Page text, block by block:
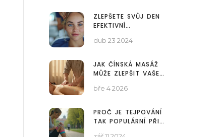
ZLEPŠETE SVŮJ DEN
EFEKTIVNÍ
MASÁŽÍ
dub 23 2024
JAK ČÍNSKÁ MASÁŽ
MŮŽE ZLEPŠIT VAŠE
bře 4 2026
PROČ JE TEJPOVÁNÍ
TAK POPULÁRNÍ PŘI